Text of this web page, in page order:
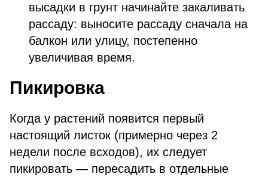
высадки в грунт начинайте закаливать
рассаду: выносите рассаду сначала на
балкон или улицу, постепенно
увеличивая время.
Пикировка
Когда у растений появится первый
настоящий листок (примерно через 2
недели после всходов), их следует
пикировать — пересадить в отдельные